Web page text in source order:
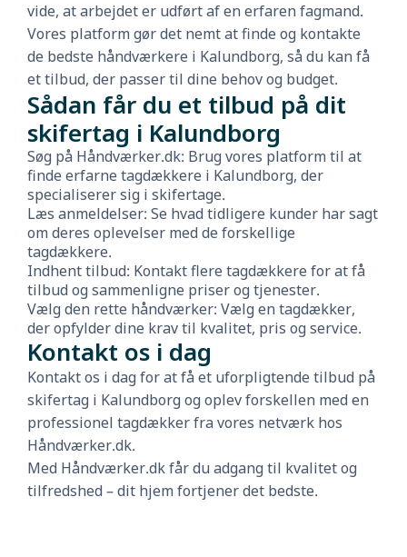
vide, at arbejdet er udført af en erfaren fagmand.
Vores platform gør det nemt at finde og kontakte
de bedste håndværkere i Kalundborg, så du kan få
et tilbud, der passer til dine behov og budget.
Sådan får du et tilbud på dit
skifertag i Kalundborg
Søg på Håndværker.dk: Brug vores platform til at
finde erfarne tagdækkere i Kalundborg, der
specialiserer sig i skifertage.
Læs anmeldelser: Se hvad tidligere kunder har sagt
om deres oplevelser med de forskellige
tagdækkere.
Indhent tilbud: Kontakt flere tagdækkere for at få
tilbud og sammenligne priser og tjenester.
Vælg den rette håndværker: Vælg en tagdækker,
der opfylder dine krav til kvalitet, pris og service.
Kontakt os i dag
Kontakt os i dag for at få et uforpligtende tilbud på
skifertag i Kalundborg og oplev forskellen med en
professionel tagdækker fra vores netværk hos
Håndværker.dk.
Med Håndværker.dk får du adgang til kvalitet og
tilfredshed – dit hjem fortjener det bedste.